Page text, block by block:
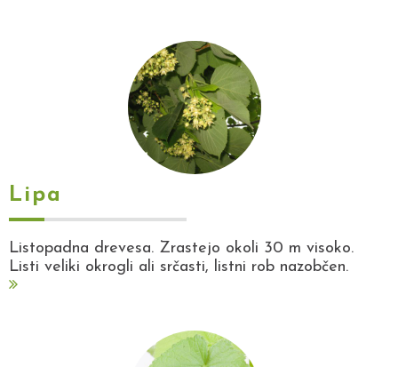
Lipa
Listopadna drevesa. Zrastejo okoli 30 m visoko.
Listi veliki okrogli ali srčasti, listni rob nazobčen.